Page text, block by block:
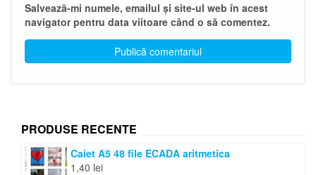
Salvează-mi numele, emailul și site-ul web în acest
navigator pentru data viitoare când o să comentez.
PRODUSE RECENTE
Caiet A5 48 file ECADA aritmetica
1,40 lei